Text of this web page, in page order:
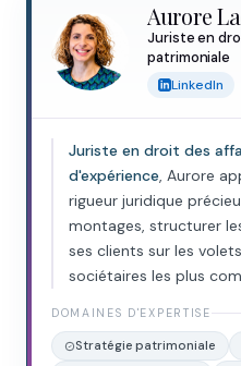
Aurore
Juriste en
patrimoniale
LinkedIn
Juriste en droit des
d'expérience, Aurore
rigueur juridique
montages, structurer
ses clients sur les
sociétaires les plus
DOMAINES D'EXPERTISE
Stratégie patrimoniale